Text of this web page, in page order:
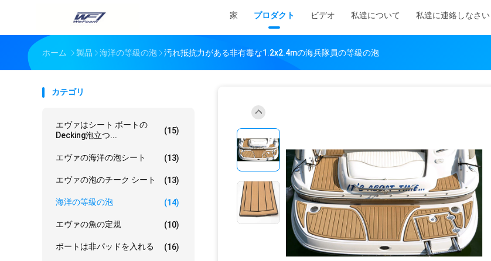
家 プロダクト ビデオ 私達について 私達に連絡しなさい
ホーム 製品 海洋の等級の泡 汚れ抵抗力がある非有毒な1.2x2.4mの海兵隊員の等級の泡
カテゴリ
エヴァはシート ボートの
Decking泡立つ...
(15)
エヴァの海洋の泡シート (13)
エヴァの泡のチーク シート (13)
海洋の等級の泡 (14)
エヴァの魚の定規 (10)
ボートは非パッドを入れる (16)